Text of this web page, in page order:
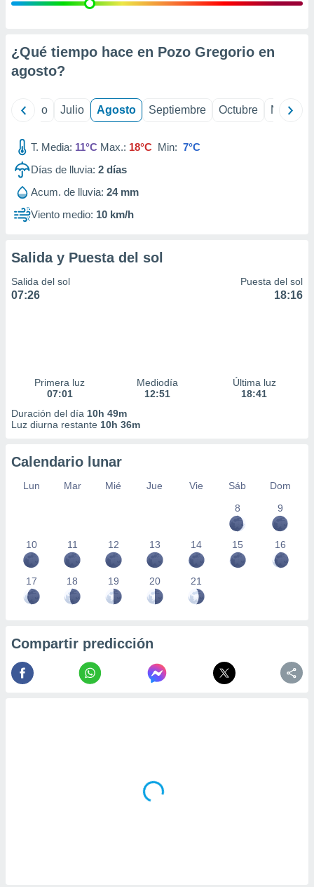
e
mediante
de
1199
¿Qué tiempo hace en Pozo Gregorio en
agosto?
Junio Julio Agosto Septiembre Octubre
T. Media: 11°C Max.: 18°C Min: 7°C
Días de lluvia: 2 días
Acum. de lluvia: 24 mm
Viento medio: 10 km/h
Salida y Puesta del sol
Salida del sol
07:26
Puesta del sol
18:16
Primera luz
07:01
Mediodía
12:51
Última luz
18:41
Duración del día 10h 49m
Luz diurna restante 10h 36m
Calendario lunar
Lun Mar Mié Jue Vie Sáb
Dom
8
9
10 11 12 13 14 15 16
17 18 19 20 21
Compartir predicción